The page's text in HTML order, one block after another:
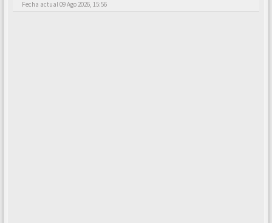
Fecha actual 09 Ago 2026, 15:56